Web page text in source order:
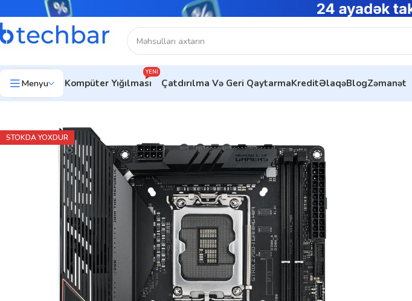
Menyu Kompüter Yığılması
YENI
Çatdırılma Və Geri QaytarmaKreditƏlaqəBlogZəmanət
Ev Kompüter hissələri
STOKDA YOXDUR